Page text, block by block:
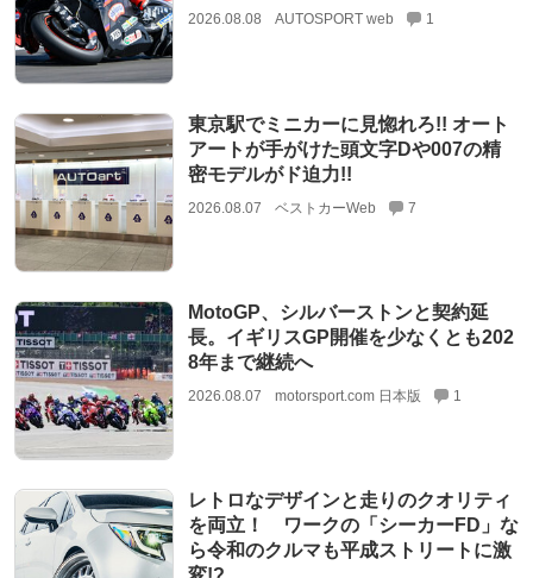
2026.08.08 AUTOSPORT web 1
東京駅でミニカーに見惚れろ!! オート
アートが手がけた頭文字Dや007の精
密モデルがド迫力!!
2026.08.07 ベストカーWeb 7
MotoGP、シルバーストンと契約延
長。イギリスGP開催を少なくとも202
8年まで継続へ
2026.08.07 motorsport.com 日本版 1
レトロなデザインと走りのクオリティ
を両立！ ワークの「シーカーFD」な
ら令和のクルマも平成ストリートに激